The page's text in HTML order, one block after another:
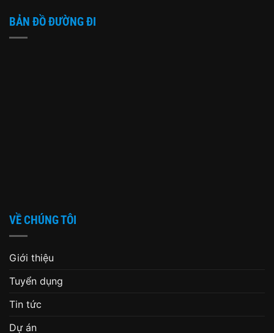
BẢN ĐỒ ĐƯỜNG ĐI
VỀ CHÚNG TÔI
Giới thiệu
Tuyển dụng
Tin tức
Dự án